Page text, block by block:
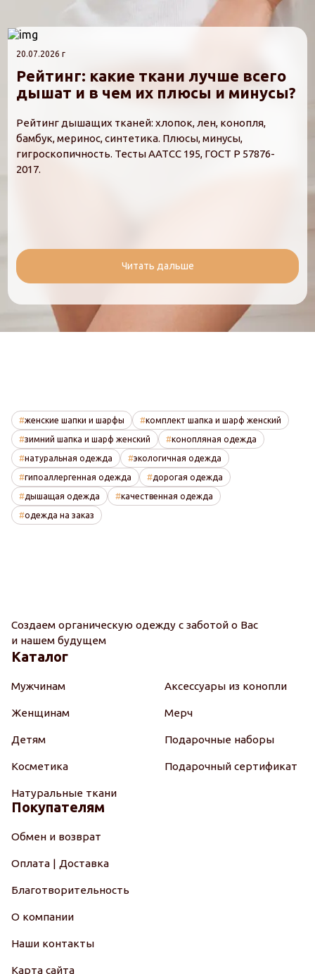
20.07.2026 г
Рейтинг: какие ткани лучше всего
дышат и в чем их плюсы и минусы?
Рейтинг дышащих тканей: хлопок, лен, конопля,
бамбук, меринос, синтетика. Плюсы, минусы,
гигроскопичность. Тесты AATCC 195, ГОСТ Р 57876-
2017.
Читать дальше
женские шапки и шарфы комплект шапка и шарф женский
зимний шапка и шарф женский конопляная одежда
натуральная одежда экологичная одежда
гипоаллергенная одежда дорогая одежда
дышащая одежда качественная одежда
одежда на заказ
Создаем органическую одежду с заботой о Вас
и нашем будущем
Каталог
Мужчинам
Женщинам
Детям
Косметика
Натуральные ткани
Аксессуары из конопли
Мерч
Подарочные наборы
Подарочный сертификат
Покупателям
Обмен и возврат
Оплата | Доставка
Благотворительность
О компании
Наши контакты
Карта сайта